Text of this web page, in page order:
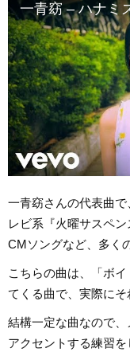
一青窈 – ハナミ
一青窈さんの代表曲
レビ系『火曜サスペ
CMソングなど、多く
こちらの曲は、「ボ
てくる曲で、実際にそ
結構一定な曲なので
アクセントする練習を